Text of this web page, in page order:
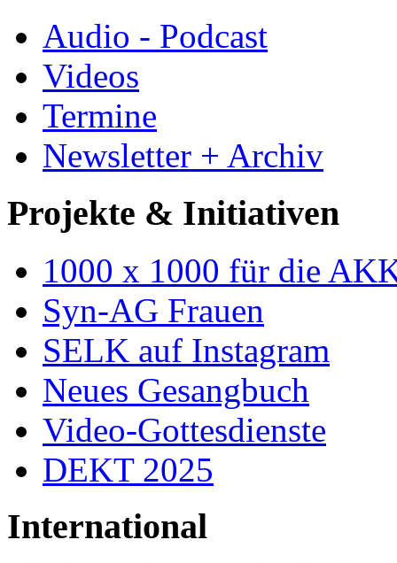
Audio - Podcast
Videos
Termine
Newsletter + Archiv
Projekte & Initiativen
1000 x 1000 für die
Syn-AG Frauen
SELK auf Instagram
Neues Gesangbuch
Video-Gottesdienste
DEKT 2025
International